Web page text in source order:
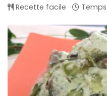
Recette facile